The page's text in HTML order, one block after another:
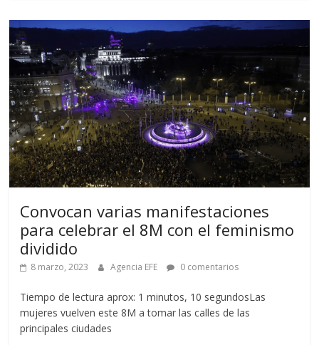
Convocan varias manifestaciones
para celebrar el 8M con el feminismo
dividido
8 marzo, 2023 Agencia EFE 0 comentarios
Tiempo de lectura aprox: 1 minutos, 10 segundosLas
mujeres vuelven este 8M a tomar las calles de las
principales ciudades